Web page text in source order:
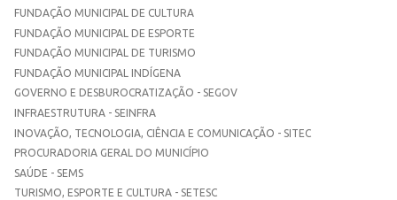
FUNDAÇÃO MUNICIPAL DE CULTURA
FUNDAÇÃO MUNICIPAL DE ESPORTE
FUNDAÇÃO MUNICIPAL DE TURISMO
FUNDAÇÃO MUNICIPAL INDÍGENA
GOVERNO E DESBUROCRATIZAÇÃO - SEGOV
INFRAESTRUTURA - SEINFRA
INOVAÇÃO, TECNOLOGIA, CIÊNCIA E COMUNICAÇÃO - SITEC
PROCURADORIA GERAL DO MUNICÍPIO
SAÚDE - SEMS
TURISMO, ESPORTE E CULTURA - SETESC